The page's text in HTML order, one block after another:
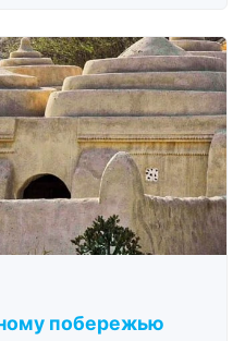
побережью